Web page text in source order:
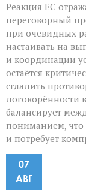
Реакция ЕС
переговорный
при очевидных
настаивать на
и координации
остаётся
сгладить
договорённости
балансирует
пониманием, что
и потребует
07
АВГ